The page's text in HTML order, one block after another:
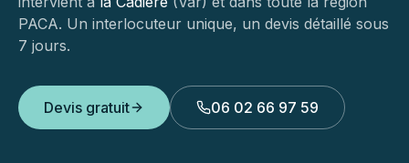
PACA. Un interlocuteur unique, un devis détaillé sous
7 jours.
Devis gratuit 06 02 66 97 59